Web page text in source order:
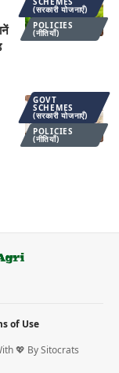
(सरकारी योजनाएँ)
POLICIES
(नीतियाँ)
GOVT
SCHEMES
(सरकारी योजनाएँ)
POLICIES
(नीतियाँ)
💖 BySitocrats
of Use